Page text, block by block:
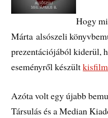
Hogy
Márta alsószeli
prezentációjából kiderül,
eseményről készült
Azóta volt egy újabb
Társulás és a Median